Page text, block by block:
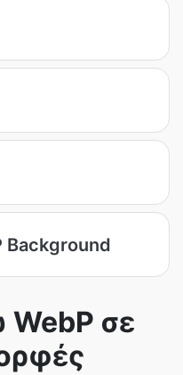
Background
σε